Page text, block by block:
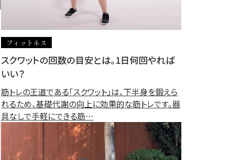
フィットネス
スクワットの回数の目安とは。1日何回やれば
いい？
筋トレの王道である「スクワット」は、下半身を鍛えら
れるため、基礎代謝の向上に効果的な筋トレです。器
具なしで手軽にできる筋…